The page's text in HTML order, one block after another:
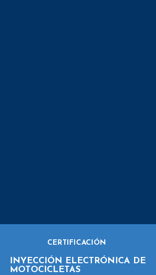
CERTIFICACIÓN
INYECCIÓN ELECTRÓNICA DE
MOTOCICLETAS